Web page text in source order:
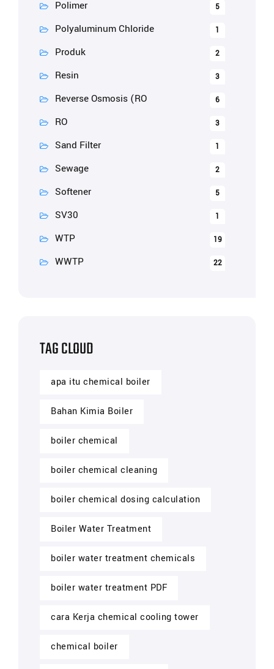
Polimer 5
Polyaluminum Chloride 1
Produk 2
Resin 3
Reverse Osmosis (RO 6
RO 3
Sand Filter 1
Sewage 2
Softener 5
SV30 1
WTP 19
WWTP 22
TAG CLOUD
apa itu chemical boiler
Bahan Kimia Boiler
boiler chemical
boiler chemical cleaning
boiler chemical dosing calculation
Boiler Water Treatment
boiler water treatment chemicals
boiler water treatment PDF
cara Kerja chemical cooling tower
chemical boiler